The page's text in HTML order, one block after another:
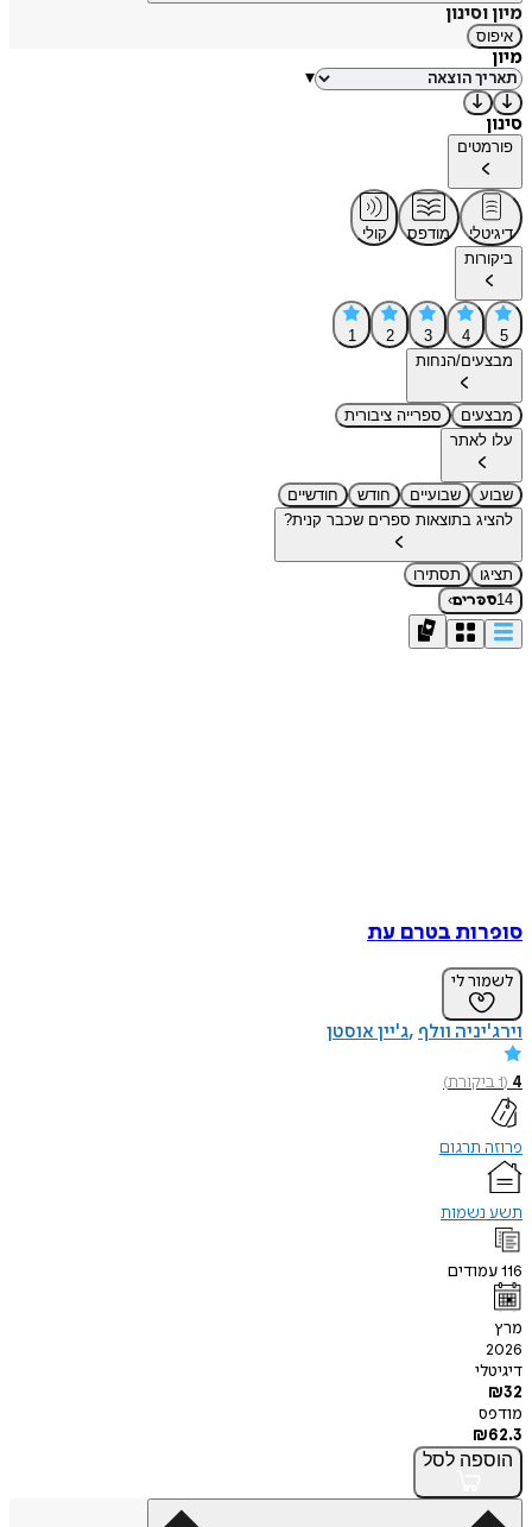
מיון וסינון
איפוס
מיון
▾
סינון
פורמטים
דיגיטלי מודפס
קולי
ביקורות
5
4
3
2
1
מבצעים/הנחות
מבצעים
ספרייה ציבורית
עלו לאתר
שבוע שבועיים חודש
חודשיים
להציג בתוצאות ספרים שכבר קנית?
תציגו
תסתירו
14ספרים›
סופרות בטרם עת
לשמור לי
וירג'יניה וולף ג'יין אוסטן
4
(
1ביקורת)
פרוזה תרגום
תשע נשמות
116עמודים
מרץ
2026
דיגיטלי
₪32
מודפס
₪62.3
הוספה לסל